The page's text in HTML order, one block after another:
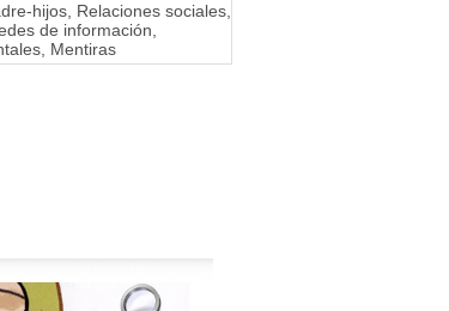
hijos, Relaciones sociales,
de información,
Mentiras